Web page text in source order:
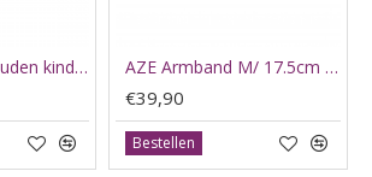
9 karaat geel gouden kinder plaatband - 64981 AZE Armband M/ 17.5cm beads 8mm Trivor - 60672
€39,90
Bestellen